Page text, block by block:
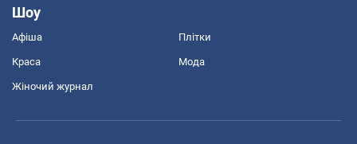
Шоу
Афіша Плітки
Краса Мода
Жіночий журнал